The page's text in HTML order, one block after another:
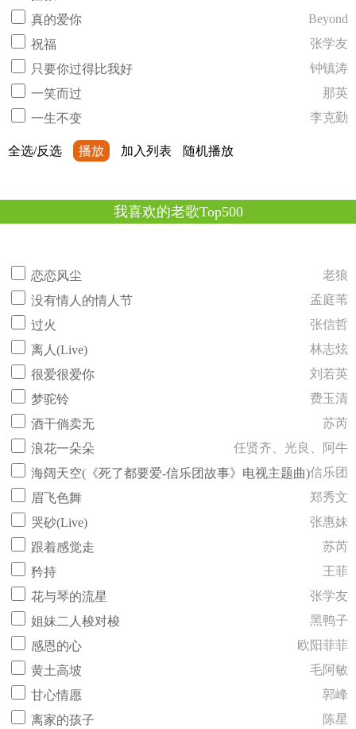
真的爱你
Beyond
祝福
张学友
只要你过得比我好
钟镇涛
一笑而过
那英
一生不变
李克勤
全选/反选 播放 加入列表 随机播放
我喜欢的老歌Top500
恋恋风尘
老狼
没有情人的情人节
孟庭苇
过火
张信哲
离人(Live)
林志炫
很爱很爱你
刘若英
梦驼铃
费玉清
酒干倘卖无
苏芮
浪花一朵朵
任贤齐、光良、阿牛
海阔天空(《死了都要爱-信乐团故事》电视主题曲)信乐团
眉飞色舞
郑秀文
哭砂(Live)
张惠妹
跟着感觉走
苏芮
矜持
王菲
花与琴的流星
张学友
姐妹二人梭对梭
黑鸭子
感恩的心
欧阳菲菲
黄土高坡
毛阿敏
甘心情愿
郭峰
离家的孩子
陈星